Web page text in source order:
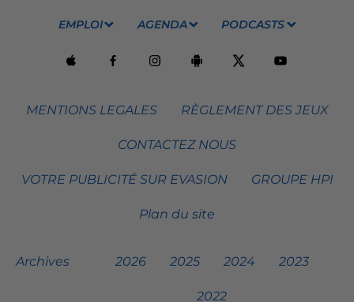
EMPLOI AGENDA PODCASTS
MENTIONS LEGALES RÈGLEMENT DES JEUX
CONTACTEZ NOUS
VOTRE PUBLICITÉ SUR EVASION GROUPE HPI
Plan du site
Archives 2026 2025 2024 2023
2022